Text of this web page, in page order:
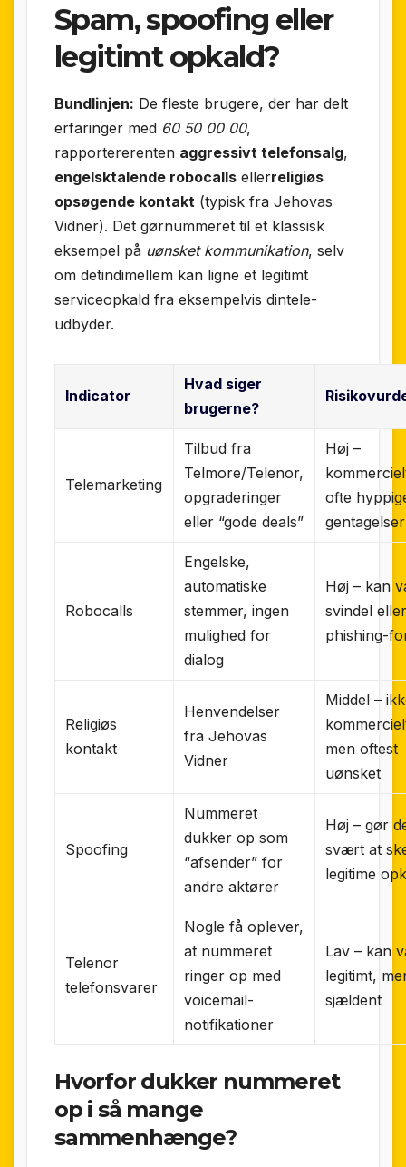
Spam, spoofing eller
legitimt opkald?
Bundlinjen: De fleste brugere, der har delt
erfaringer med 60 50 00 00,
rapportererenten aggressivt telefonsalg,
engelsktalende robocalls ellerreligiøs
opsøgende kontakt (typisk fra Jehovas
Vidner). Det gørnummeret til et klassisk
eksempel på uønsket kommunikation, selv
om detindimellem kan ligne et legitimt
serviceopkald fra eksempelvis dintele­
udbyder.
Indicator
Hvad siger
brugerne?
Telemarketing
Tilbud fra
Telmore/Telenor,
opgraderinger
eller “gode deals”
Høj –
ofte
gentagelser
Robocalls
Engelske,
automatiske
stemmer, ingen
mulighed for
dialog
Høj – kan
svindel
phishing-
Religiøs
kontakt
Henvendelser
fra Jehovas
Vidner
Middel –
men oftest
uønsket
Spoofing
Nummeret
dukker op som
“afsender” for
andre aktører
Høj – gør
svært at
legitime
Telenor
telefonsvarer
Nogle få oplever,
at nummeret
ringer op med
voicemail-
notifikationer
Lav – kan
legitimt,
sjældent
Hvorfor dukker nummeret
op i så mange
sammenhænge?